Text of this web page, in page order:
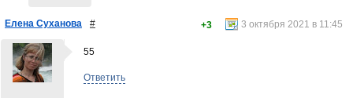
Елена Суханова # 3 октября 2021 в 11:45
+3
55
Ответить